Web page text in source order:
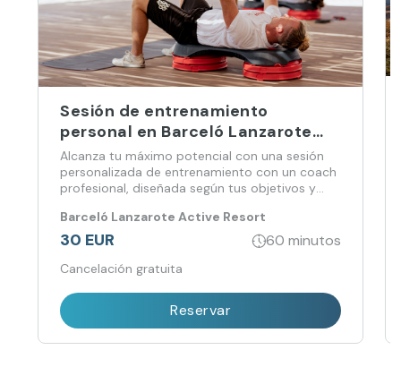
Sesión de entrenamiento
personal en Barceló Lanzarote
Active
Alcanza tu máximo potencial con una sesión
personalizada de entrenamiento con un coach
profesional, diseñada según tus objetivos y
Barceló Lanzarote Active Resort
30 EUR 60 minutos
Cancelación gratuita
Reservar